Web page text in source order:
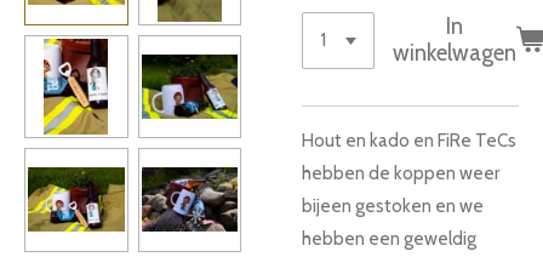
In
winkelwagen
Hout en kado en FiRe TeCs
hebben de koppen weer
bijeen gestoken en we
hebben een geweldig